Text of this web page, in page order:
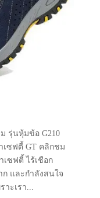
รุ่นหุ้มข้อ G210
เซฟตี้ GT คลิกชม
เซฟตี้ ไร้เชือก
และกำลังสนใจ
าะเรา...